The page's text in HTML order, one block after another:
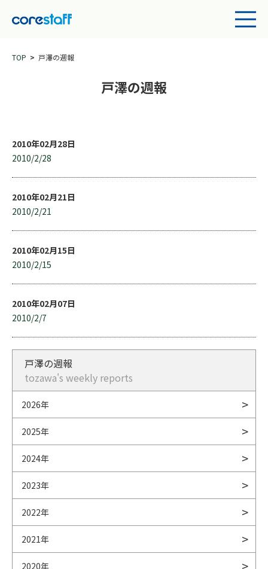
TOP 戸澤の週報
戸澤の週報
2010年02月28日
2010/2/28
2010年02月21日
2010/2/21
2010年02月15日
2010/2/15
2010年02月07日
2010/2/7
戸澤の週報
tozawa's weekly reports
2026年
2025年
2024年
2023年
2022年
2021年
2020年